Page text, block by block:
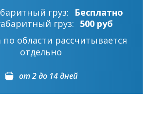
груз:
Бесплатно
груз: 500 руб
области рассчитывается
отдельно
от 2 до 14 дней